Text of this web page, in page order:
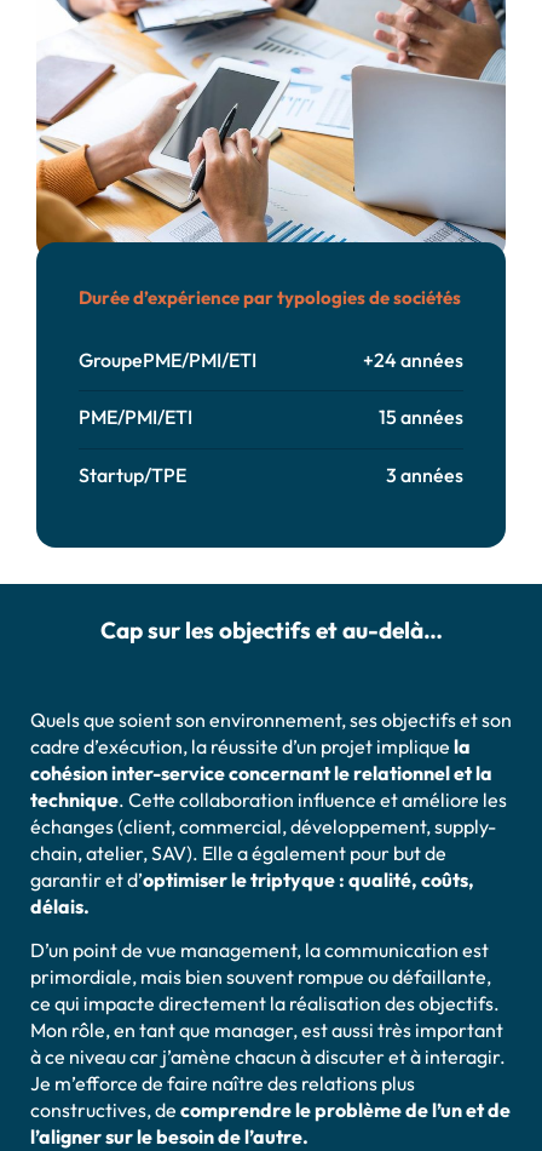
Durée d’expérience par typologies de sociétés
GroupePME/PMI/ETI +24 années
PME/PMI/ETI 15 années
Startup/TPE 3 années
Cap sur les objectifs et au-delà…
Quels que soient son environnement, ses objectifs et son
cadre d’exécution, la réussite d’un projet implique la
cohésion inter-service concernant le relationnel et la
technique. Cette collaboration influence et améliore les
échanges (client, commercial, développement, supply-
chain, atelier, SAV). Elle a également pour but de
garantir et d’optimiser le triptyque : qualité, coûts,
délais.
D’un point de vue management, la communication est
primordiale, mais bien souvent rompue ou défaillante,
ce qui impacte directement la réalisation des objectifs.
Mon rôle, en tant que manager, est aussi très important
à ce niveau car j’amène chacun à discuter et à interagir.
Je m’efforce de faire naître des relations plus
constructives,de comprendre le problème de l’un et de
l’aligner sur le besoin de l’autre.